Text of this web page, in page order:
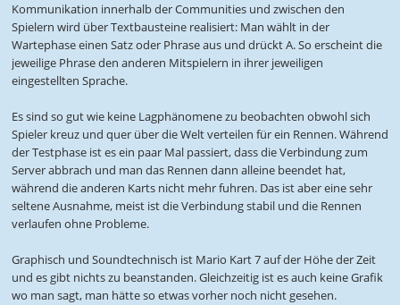
Kommunikation innerhalb der Communities und zwischen den
Spielern wird über Textbausteine realisiert: Man wählt in der
Wartephase einen Satz oder Phrase aus und drückt A. So erscheint die
jeweilige Phrase den anderen Mitspielern in ihrer jeweiligen
eingestellten Sprache.
Es sind so gut wie keine Lagphänomene zu beobachten obwohl sich
Spieler kreuz und quer über die Welt verteilen für ein Rennen. Während
der Testphase ist es ein paar Mal passiert, dass die Verbindung zum
Server abbrach und man das Rennen dann alleine beendet hat,
während die anderen Karts nicht mehr fuhren. Das ist aber eine sehr
seltene Ausnahme, meist ist die Verbindung stabil und die Rennen
verlaufen ohne Probleme.
Graphisch und Soundtechnisch ist Mario Kart 7 auf der Höhe der Zeit
und es gibt nichts zu beanstanden. Gleichzeitig ist es auch keine Grafik
wo man sagt, man hätte so etwas vorher noch nicht gesehen.